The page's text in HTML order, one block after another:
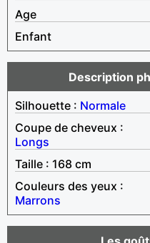
Age
Enfant
Description
Silhouette : Normale
Coupe de cheveux :
Longs
Taille : 168 cm
Couleurs des yeux :
Marrons